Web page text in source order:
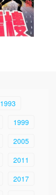
1993
1999
2005
2011
2017